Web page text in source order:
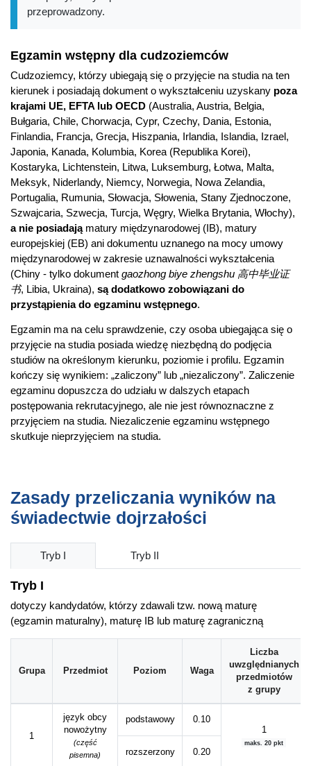
przeprowadzony.
Egzamin wstępny dla cudzoziemców
Cudzoziemcy, którzy ubiegają się o przyjęcie na studia na ten
kierunek i posiadają dokument o wykształceniu uzyskany poza
krajami UE, EFTA lub OECD (Australia, Austria, Belgia,
Bułgaria, Chile, Chorwacja, Cypr, Czechy, Dania, Estonia,
Finlandia, Francja, Grecja, Hiszpania, Irlandia, Islandia, Izrael,
Japonia, Kanada, Kolumbia, Korea (Republika Korei),
Kostaryka, Lichtenstein, Litwa, Luksemburg, Łotwa, Malta,
Meksyk, Niderlandy, Niemcy, Norwegia, Nowa Zelandia,
Portugalia, Rumunia, Słowacja, Słowenia, Stany Zjednoczone,
Szwajcaria, Szwecja, Turcja, Węgry, Wielka Brytania, Włochy),
a nie posiadająmatury międzynarodowej (IB), matury
europejskiej (EB) ani dokumentu uznanego na mocy umowy
międzynarodowej w zakresie uznawalności wykształcenia
(Chiny - tylko dokument gaozhong biye zhengshu 高中毕业证
书, Libia, Ukraina), są dodatkowo zobowiązani do
przystąpienia do egzaminu wstępnego.
Egzamin ma na celu sprawdzenie, czy osoba ubiegająca się o
przyjęcie na studia posiada wiedzę niezbędną do podjęcia
studiów na określonym kierunku, poziomie i profilu. Egzamin
kończy się wynikiem: „zaliczony” lub „niezaliczony”. Zaliczenie
egzaminu dopuszcza do udziału w dalszych etapach
postępowania rekrutacyjnego, ale nie jest równoznaczne z
przyjęciem na studia. Niezaliczenie egzaminu wstępnego
skutkuje nieprzyjęciem na studia.
Zasady przeliczania wyników na
świadectwie dojrzałości
Tryb I Tryb II
Tryb I
dotyczy kandydatów, którzy zdawali tzw. nową maturę
(egzamin maturalny), maturę IB lub maturę zagraniczną
Grupa Przedmiot Poziom Waga
Liczba
uwzględnianych
przedmiotów
z grupy
1
język obcy
nowożytny
(część
pisemna)
podstawowy
0.10
1
maks. 20 pkt
rozszerzony 0.20